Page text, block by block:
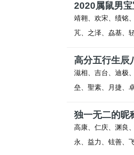
2020属鼠男
靖翱、欢宋、绩铭
芃、之泽、劦基、
高分五行生辰
滋相、吉台、迪极
垒、聖素、月捷、
独一无二的昵
高康、仁庆、渊良
永、益力、铉善、